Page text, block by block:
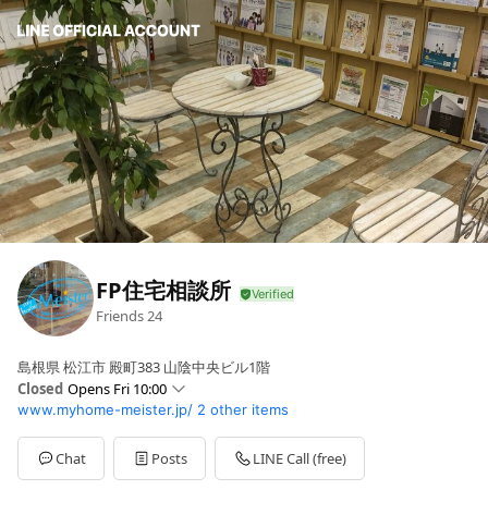
FP住宅相談所
Friends24
島根県 松江市 殿町383 山陰中央ビル1階
Closed Opens Fri 10:00
Sun10:00 - 18:00
Mon10:00 - 18:00
Tue10:00 - 18:00
WedClosed
www.myhome-meister.jp/ 2 other items
Chat Posts LINE Call (free)